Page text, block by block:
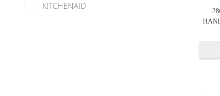
KITCHENAID